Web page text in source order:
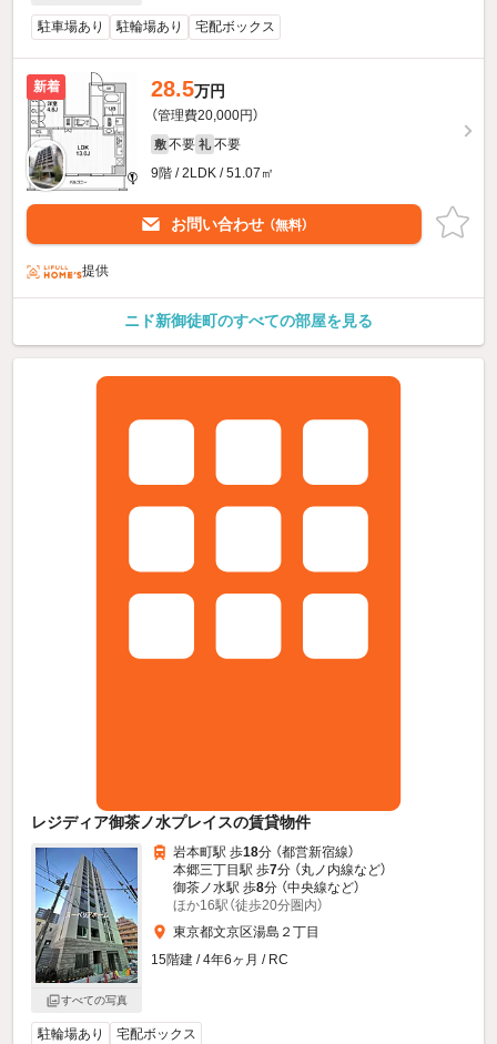
駐車場あり 駐輪場あり 宅配ボックス
新着 28.5万円
（管理費20,000円）
敷 不要 礼 不要
9階 / 2LDK / 51.07㎡
お問い合わせ （無料）
提供
ニド新御徒町のすべての部屋を見る
レジディア御茶ノ水プレイスの賃貸物件
すべての写真
岩本町駅 歩18分 （都営新宿線）
本郷三丁目駅 歩7分 （丸ノ内線など）
御茶ノ水駅 歩8分 （中央線など）
ほか16駅（徒歩20分圏内）
東京都文京区湯島２丁目
15階建 / 4年6ヶ月 / RC
駐輪場あり 宅配ボックス